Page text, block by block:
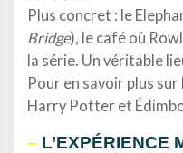
Plus concret : le
Bridge), le café où
la série. Un véritable
Pour en savoir plus
Harry Potter et
– L’EXPÉRIENCE